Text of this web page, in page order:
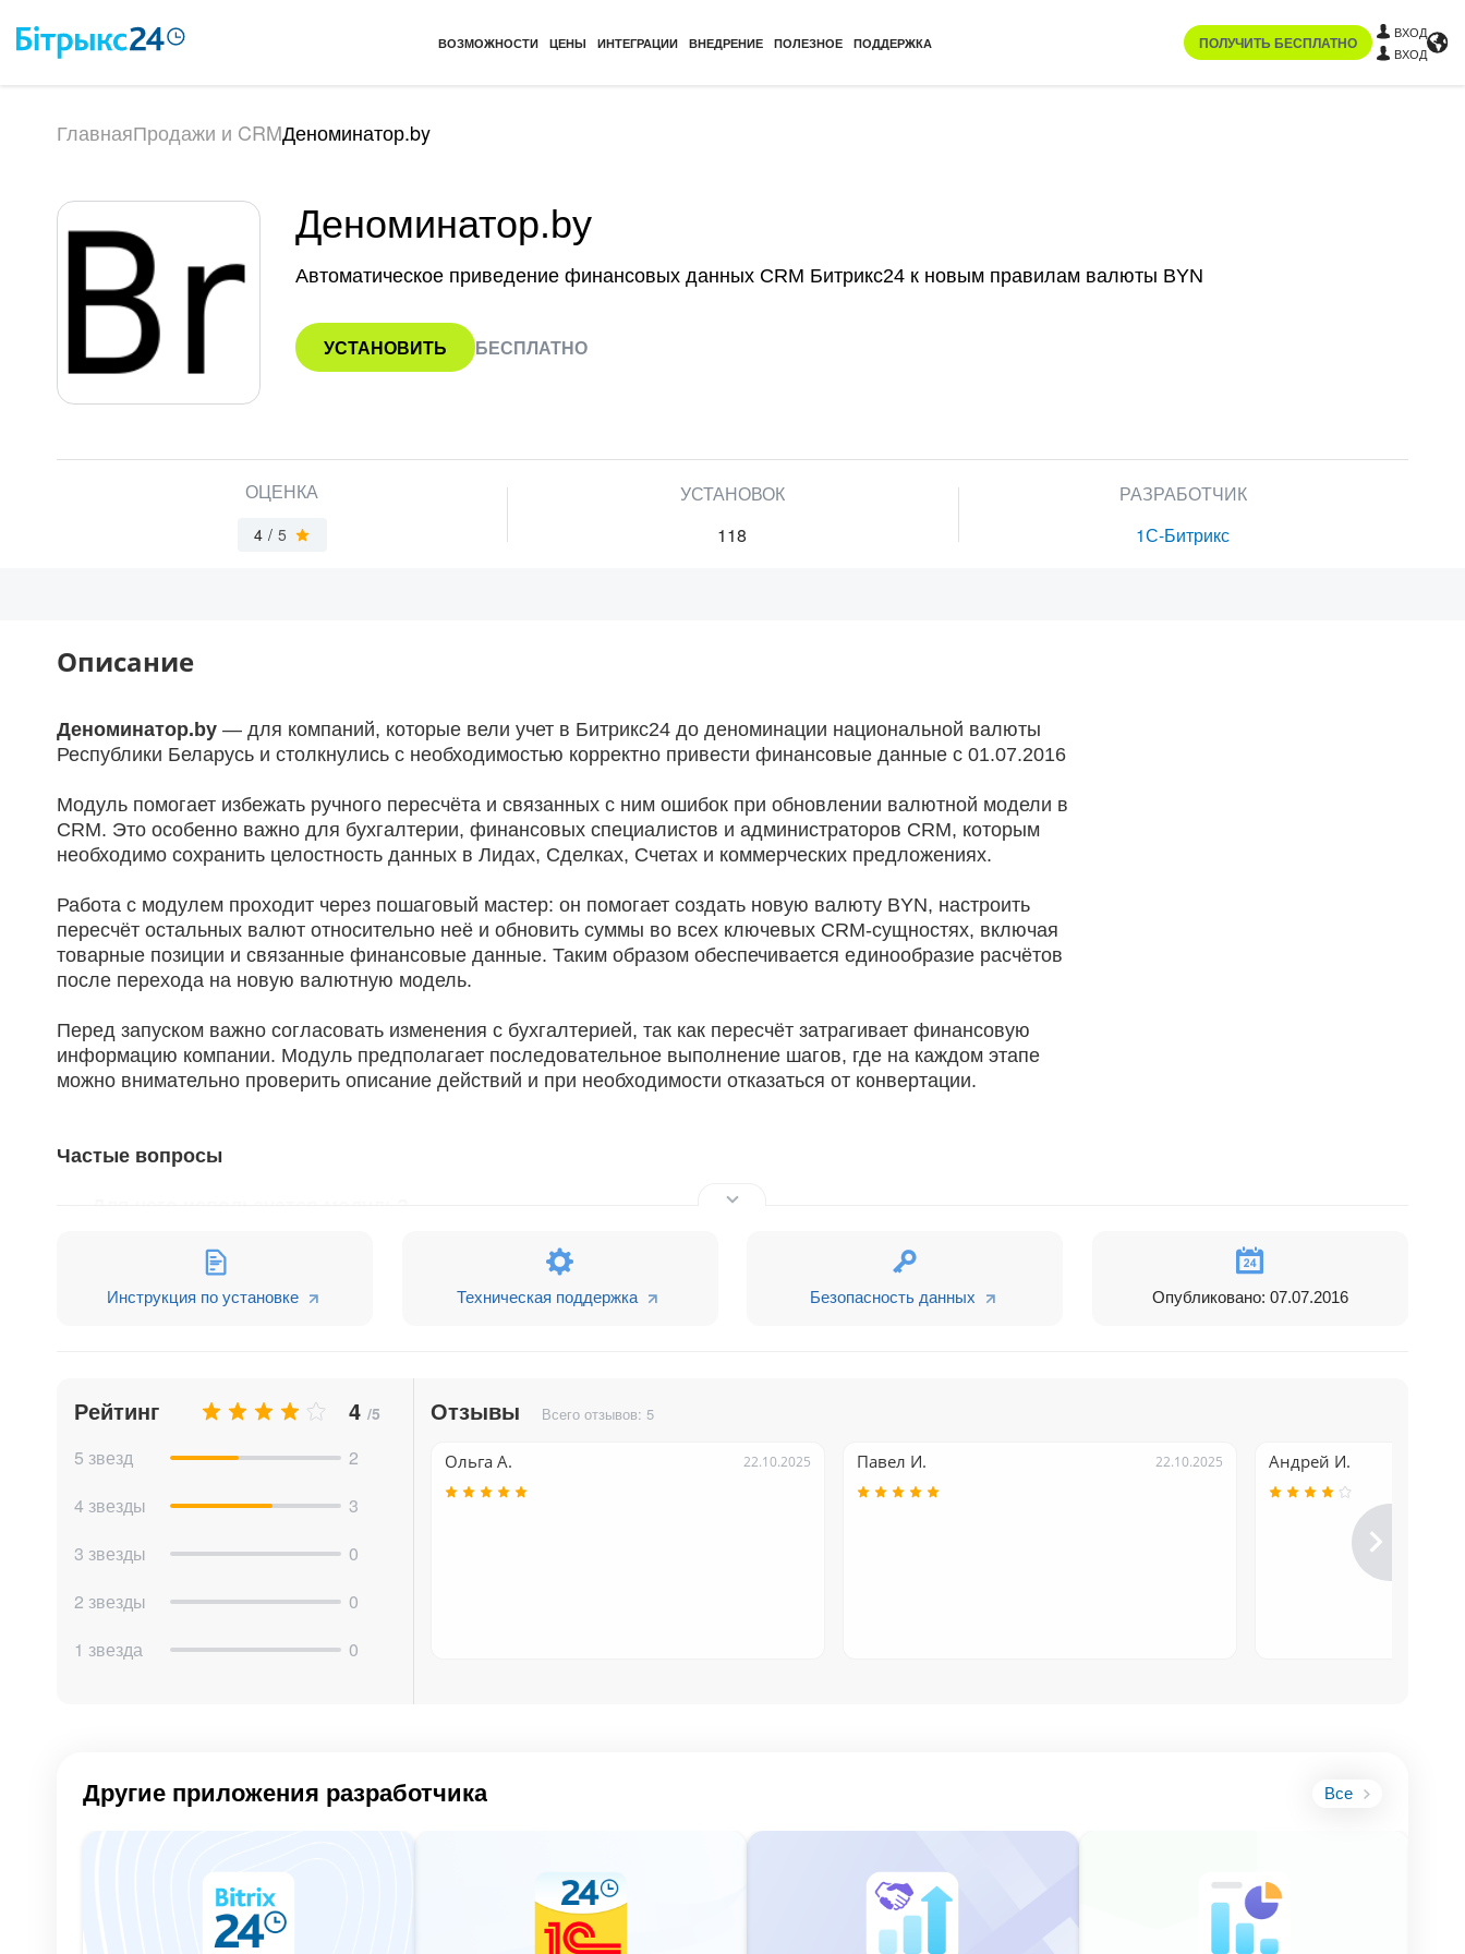
ВОЗМОЖНОСТИ ЦЕНЫ ИНТЕГРАЦИИ ВНЕДРЕНИЕ ПОЛЕЗНОЕ ПОДДЕРЖКА ПОЛУЧИТЬ БЕСПЛАТНО
ВХОД
ВХОД
ГлавнаяПродажи и CRMДеноминатор.by
Деноминатор.by
Автоматическое приведение финансовых данных CRM Битрикс24 к новым правилам валюты BYN
УСТАНОВИТЬ БЕСПЛАТНО
ОЦЕНКА
4 / 5
УСТАНОВОК
118
РАЗРАБОТЧИК
1С-Битрикс
Описание
Деноминатор.by — для компаний, которые вели учет в Битрикс24 до деноминации национальной валюты
Республики Беларусь и столкнулись с необходимостью корректно привести финансовые данные с 01.07.2016
Модуль помогает избежать ручного пересчёта и связанных с ним ошибок при обновлении валютной модели в
CRM. Это особенно важно для бухгалтерии, финансовых специалистов и администраторов CRM, которым
необходимо сохранить целостность данных в Лидах, Сделках, Счетах и коммерческих предложениях.
Работа с модулем проходит через пошаговый мастер: он помогает создать новую валюту BYN, настроить
пересчёт остальных валют относительно неё и обновить суммы во всех ключевых CRM-сущностях, включая
товарные позиции и связанные финансовые данные. Таким образом обеспечивается единообразие расчётов
после перехода на новую валютную модель.
Перед запуском важно согласовать изменения с бухгалтерией, так как пересчёт затрагивает финансовую
информацию компании. Модуль предполагает последовательное выполнение шагов, где на каждом этапе
можно внимательно проверить описание действий и при необходимости отказаться от конвертации.
Частые вопросы
Для обновления финансовых данных CRM Битрикс24 в связи с деноминацией и переходом на валюту BYN.
Какие данные изменяются при конвертации?
Как проходит процесс обновления?
Через пошаговый мастер, который последовательно настраивает валюту BYN, курсы других валют и выполняет
изменения не подходят.
Инструкция по установке Техническая поддержка Безопасность данных Опубликовано: 07.07.2016
Рейтинг 4 /5
5 звезд
2
4 звезды
3
3 звезды
0
2 звезды
0
1 звезда
0
Отзывы Всего отзывов: 5
Ольга А. 22.10.2025 Павел И. 22.10.2025 Андрей И.
Другие приложения разработчика Все